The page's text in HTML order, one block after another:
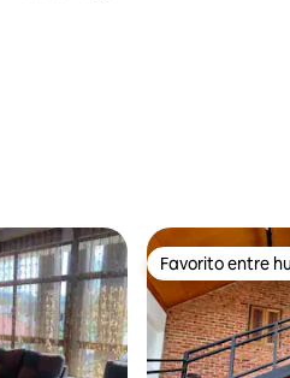
Favorito entre
Favorito entre